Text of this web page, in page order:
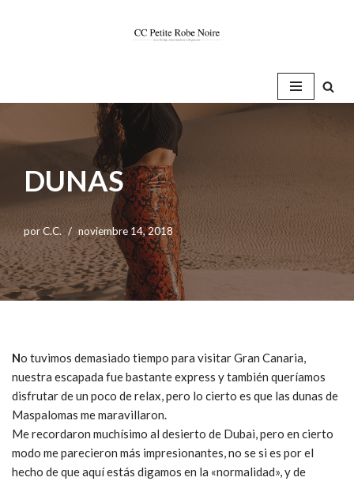
DUNAS
porC.C. noviembre 14, 2018
No tuvimos demasiado tiempo para visitar Gran Canaria,
nuestra escapada fue bastante express y también queríamos
disfrutar de un poco de relax, pero lo cierto es que las dunas de
Maspalomas me maravillaron.
Me recordaron muchísimo al desierto de Dubai, pero en cierto
modo me parecieron más impresionantes, no se si es por el
hecho de que aquí estás digamos en la «normalidad», y de